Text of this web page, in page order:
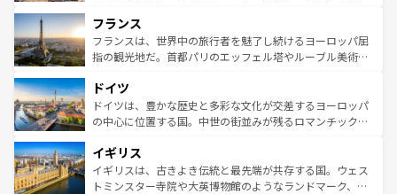
ませてくれるイタリアで、忘れられない旅をしてみよう！
なお、新着のイタリア情報はコンテンツ一覧 を参照してほ
しい。
文化が根付くこの国では、情熱的なフラメンコ、熱気あふ
れる闘牛、そして美味しいタパスが生活の一部となってい
る。首都マドリードの洗練された雰囲気や、バルセロナの
の城塞都市、穏やかなビーチリゾートまで多彩な表情を見
せる。地方によって風土や気候が異なるスペインはその個
性で訪れる人を魅了する。 なお、新着のスペイン情報はコ
フランス
フランスは、世界中の旅行者を魅了し続けるヨーロッパ屈
指の観光地だ。首都パリのエッフェル塔やルーブル美術館
で、幅広い魅力が詰まっている。華麗な宮殿、歴史的な大
聖堂、美しいビーチ、そして豊かな自然が、訪れる者を心
から魅了する。また、フランスは美食の国としても知ら
いる。シャンパンの発祥地であるランス、プロヴァンスの
香り高いラベンダー畑など、多彩な楽しみ方が可能だ。さ
らに、パリ以外の地域にも魅力が溢れており、どの街角に
ドイツ
ドイツは、豊かな歴史と多彩な文化が交差するヨーロッパ
の中心に位置する国。中世の街並みが残るロマンチック街
顔を持つこの国は、どこを歩いても飽きることがない。ベ
ルリンの文化的活気、バイエルン州のアルプスの絶景、そ
してライン川沿いのワイン畑といった風景は必見。ビール
イギリス
イギリスは、古きよき伝統と最先端が共存する国。ウェス
トミンスター寺院や大英博物館のようなランドマーク、歴